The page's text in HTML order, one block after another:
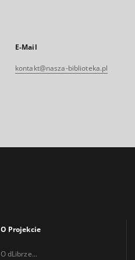
E-Mail
kontakt@nasza-biblioteka.pl
O Projekcie
O dLibrze...